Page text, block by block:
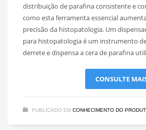
distribuição de parafina consistente e
como esta ferramenta essencial
precisão da histopatologia. Um
para histopatologia é um instrumento
derrete e dispensa a cera de parafina
CONSULTE
PUBLICADO EM CONHECIMENTO DO